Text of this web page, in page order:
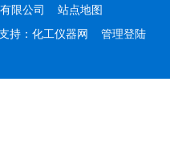
有限公司 站点地图
持： 化工仪器网 管理登陆